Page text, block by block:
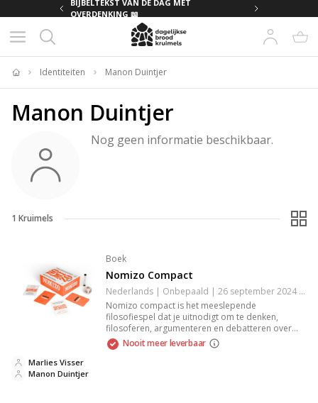
BIJBELTEKST VAN DE DAG MET
OVERDENKING 📖
Home
Identiteiten Manon Duintjer
Manon Duintjer
Nog geen informatie beschikbaar.
1 Kruimels
Boek
Nomizo Compact
Nederlands | Onbepaald | 26 september 2024 | 96 pagina's | 9789025912963
Nomizo compact is het meeslepende
filosofiespel dat je uitnodigt om te denken,
filosoferen, argumenteren en debatteren over
grote levensvragen zoals liefde, helden, privacy
en geluk. Perfect voor 4 tot 10 spelers van 4 tot
Nooit meer leverbaar
Manon Duintjer
Marlies Visser